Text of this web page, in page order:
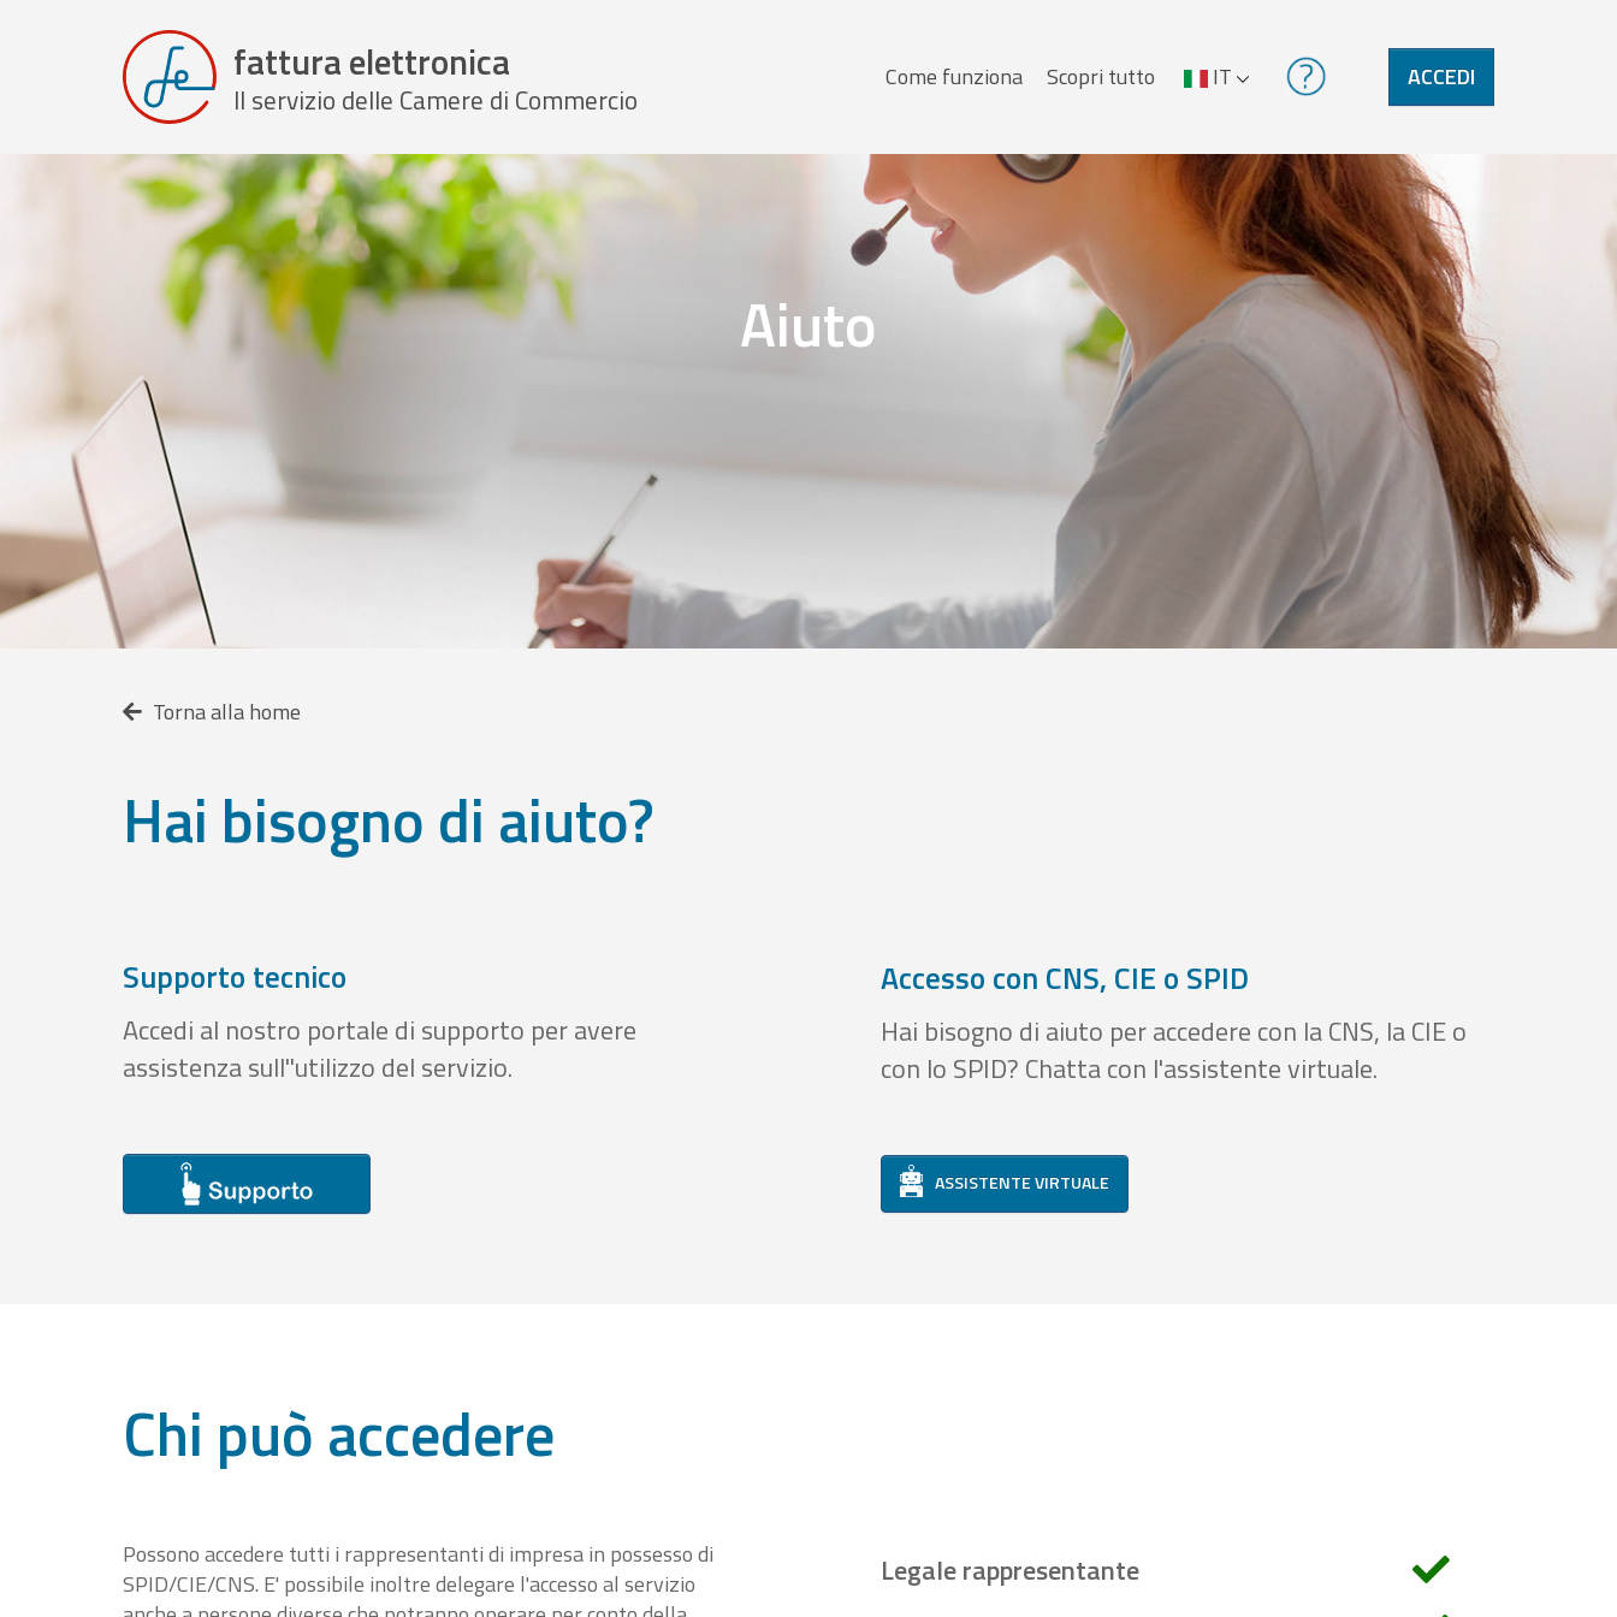
fattura elettronica
Il servizio delle Camere di Commercio Menu
Come funziona Scopri tutto IT ACCEDI
Aiuto
Torna alla home
Hai bisogno di aiuto?
Supporto tecnico
Accedi al nostro portale di supporto per avere
assistenza sull''utilizzo del servizio.
Accesso con CNS, CIE o SPID
Hai bisogno di aiuto per accedere con la CNS, la CIE o
con lo SPID? Chatta con l'assistente virtuale.
ASSISTENTE VIRTUALE
Chi può accedere
Possono accedere tutti i rappresentanti di impresa in possesso di
SPID/CIE/CNS. E' possibile inoltre delegare l'accesso al servizio
Legale rappresentante